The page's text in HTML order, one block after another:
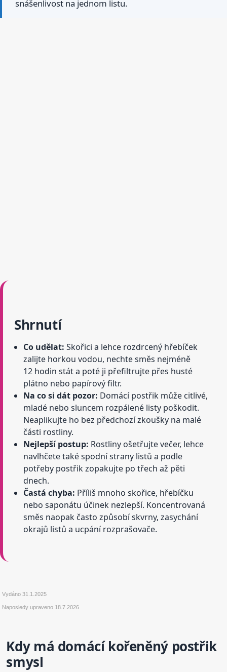
snášenlivost na jednom listu.
Shrnutí
Co udělat: Skořici a lehce rozdrcený hřebíček
zalijte horkou vodou, nechte směs nejméně
12 hodin stát a poté ji přefiltrujte přes husté
plátno nebo papírový filtr.
Na co si dát pozor: Domácí postřik může citlivé,
mladé nebo sluncem rozpálené listy poškodit.
Neaplikujte ho bez předchozí zkoušky na malé
části rostliny.
Nejlepší postup: Rostliny ošetřujte večer, lehce
navlhčete také spodní strany listů a podle
potřeby postřik zopakujte po třech až pěti
dnech.
Častá chyba: Příliš mnoho skořice, hřebíčku
nebo saponátu účinek nezlepší. Koncentrovaná
směs naopak často způsobí skvrny, zasychání
okrajů listů a ucpání rozprašovače.
Vydáno31.1.2025
Naposledy upraveno 18.7.2026
Kdy má domácí kořeněný postřik
smysl